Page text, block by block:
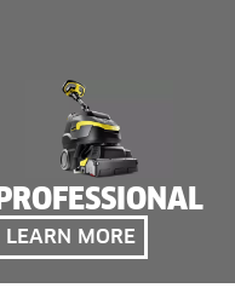
PROFESSIONAL
LEARN MORE